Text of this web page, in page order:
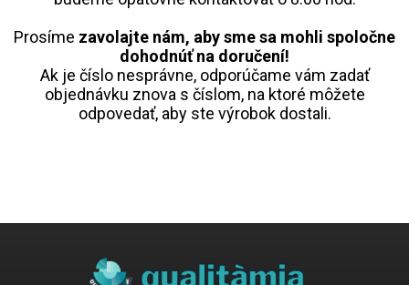
Prosíme zavolajte nám, aby sme sa mohli spoločne
dohodnúť na doručení!
Ak je číslo nesprávne, odporúčame vám zadať
objednávku znova s číslom, na ktoré môžete
odpovedať, aby ste výrobok dostali.